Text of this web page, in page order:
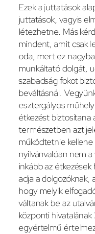
Ezek a juttatások
juttatások, vagyis
létezhetne. Más
mindent, amit csak
oda, mert ez
munkáltató dolgát,
szabadság fokot
beváltásnál.
esztergályos
étkezést biztosítana
természetben azt
működtetnie
nyilvánvalóan nem
inkább az
adja a dolgozóknak,
hogy melyik
váltanak be az
központi
egyértelmű